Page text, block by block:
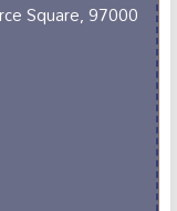
Square, 97000